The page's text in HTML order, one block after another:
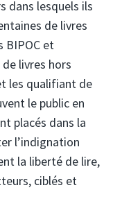
dans lesquels ils
de livres
BIPOC et
livres hors
les qualifiant de
le public en
placés dans la
l’indignation
la liberté de lire,
ciblés et